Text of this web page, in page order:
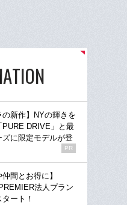
の新作】NYの輝きを
PURE DRIVE」と最
ズに限定モデルが登
PR
仲間とお得に】
法人プラン
ート！